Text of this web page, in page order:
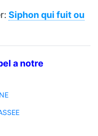
Siphon qui fuit ou
a notre